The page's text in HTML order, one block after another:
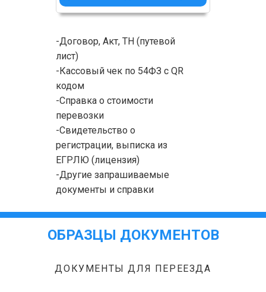
-Договор, Акт, ТН (путевой
лист)
-Кассовый чек по 54ФЗ с QR
кодом
-Справка о стоимости
перевозки
-Свидетельство о
регистрации, выписка из
ЕГРЛЮ (лицензия)
-Другие запрашиваемые
документы и справки
ОБРАЗЦЫ ДОКУМЕНТОВ
ДОКУМЕНТЫ ДЛЯ ПЕРЕЕЗДА